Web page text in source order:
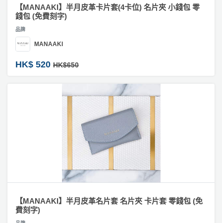
【MANAAKI】半月皮革卡片套(4卡位) 名片夾 小錢包 零
錢包 (免費刻字)
品牌
MANAAKI
HK$ 520 HK$650
【MANAAKI】半月皮革名片套 名片夾 卡片套 零錢包 (免
費刻字)